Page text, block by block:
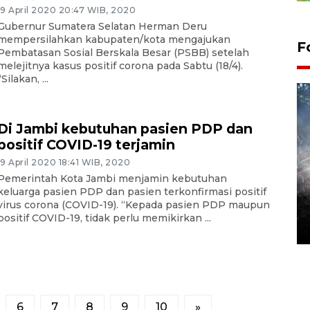
April 2020 20:47 WIB, 2020
Sumatera Selatan Herman Deru
kabupaten/kota mengajukan
Sosial Berskala Besar (PSBB) setelah
kasus positif corona pada Sabtu (18/4).
...
Jambi kebutuhan pasien PDP dan
COVID-19 terjamin
April 2020 18:41 WIB, 2020
Kota Jambi menjamin kebutuhan
pasien PDP dan pasien terkonfirmasi positif
corona (COVID-19). “Kepada pasien PDP maupun
COVID-19, tidak perlu memikirkan ...
6 7 8 9 10 »
Alokasi anggaran untuk bibit
kopi arabika Gayo
15 June 2026 11:15 WIB